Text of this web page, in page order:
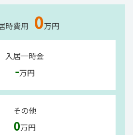
時費用 0万円
入居一時金
-万円
その他
0万円